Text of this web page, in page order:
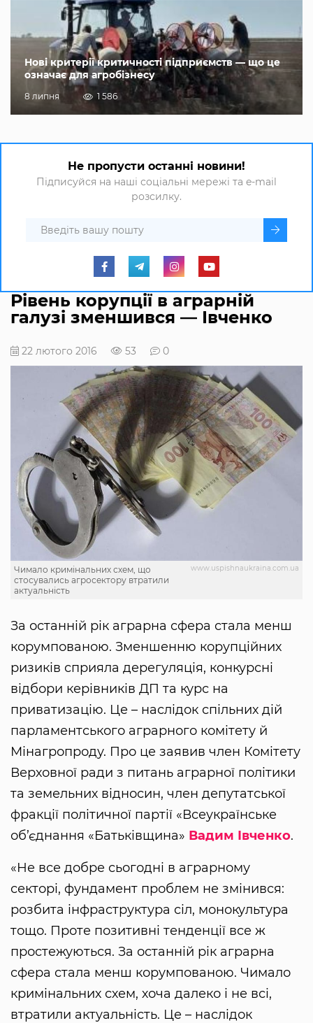
Нові критерії критичності підприємств — що це
означає для агробізнесу
8 липня 1 586
Не пропусти останні новини!
Підписуйся на наші соціальні мережі та e-mail
розсилку.
Рівень корупції в аграрній
галузі зменшився — Івченко
22 лютого 2016 53 0
www.uspishnaukraina.com.ua
Чимало кримінальних схем, що
стосувались агросектору втратили
актуальність
За останній рік аграрна сфера стала менш
корумпованою. Зменшенню корупційних
ризиків сприяла дерегуляція, конкурсні
відбори керівників ДП та курс на
приватизацію. Це – наслідок спільних дій
парламентського аграрного комітету й
Мінагропроду. Про це заявив член Комітету
Верховної ради з питань аграрної політики
та земельних відносин, член депутатської
фракції політичної партії «Всеукраїнське
об’єднання «Батьківщина» Вадим Івченко.
«Не все добре сьогодні в аграрному
секторі, фундамент проблем не змінився:
розбита інфраструктура сіл, монокультура
тощо. Проте позитивні тенденції все ж
простежуються. За останній рік аграрна
сфера стала менш корумпованою. Чимало
кримінальних схем, хоча далеко і не всі,
втратили актуальність. Це – наслідок